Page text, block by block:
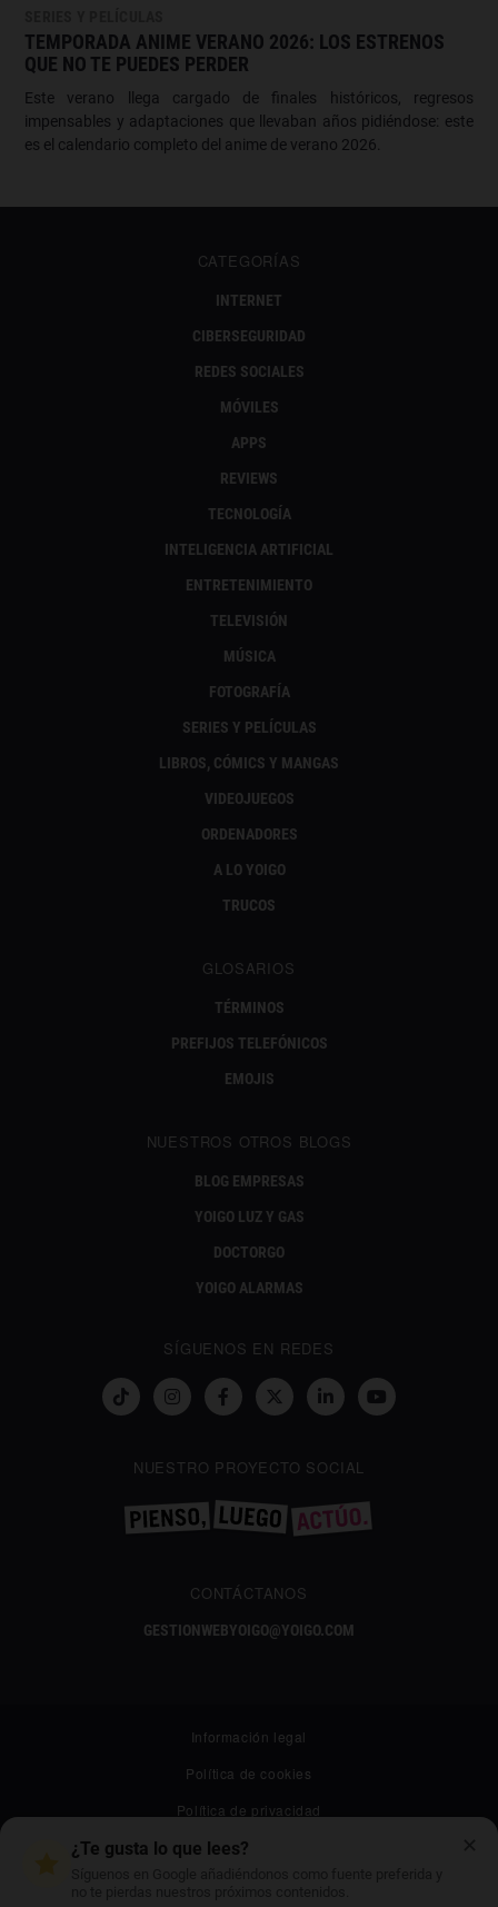
TEMPORADA ANIME VERANO 2026: LOS ESTRENOS
QUE NO TE PUEDES PERDER
Este verano llega cargado de finales históricos, regresos
impensables y adaptaciones que llevaban años pidiéndose: este
es el calendario completo del anime de verano 2026.
CATEGORÍAS
INTERNET
CIBERSEGURIDAD
REDES SOCIALES
MÓVILES
APPS
REVIEWS
TECNOLOGÍA
INTELIGENCIA ARTIFICIAL
ENTRETENIMIENTO
TELEVISIÓN
MÚSICA
FOTOGRAFÍA
SERIES Y PELÍCULAS
LIBROS, CÓMICS Y MANGAS
VIDEOJUEGOS
ORDENADORES
A LO YOIGO
TRUCOS
GLOSARIOS
TÉRMINOS
PREFIJOS TELEFÓNICOS
EMOJIS
NUESTROS OTROS BLOGS
BLOG EMPRESAS
YOIGO LUZ Y GAS
DOCTORGO
YOIGO ALARMAS
SÍGUENOS EN REDES
NUESTRO PROYECTO SOCIAL
CONTÁCTANOS
GESTIONWEBYOIGO@YOIGO.COM
Información legal
Política de cookies
Política de privacidad
Canal ético
¿Te gusta lo que lees?